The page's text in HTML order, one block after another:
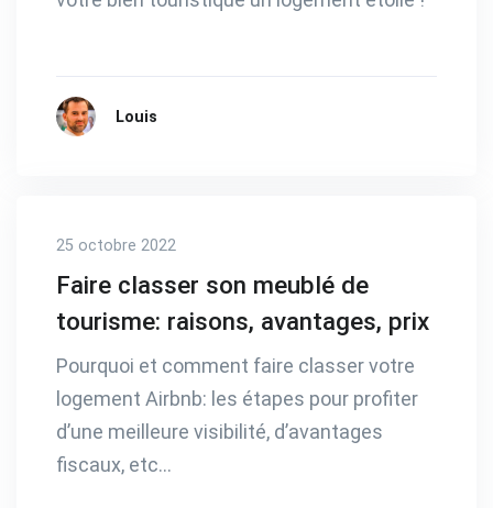
Louis
25 octobre 2022
Faire classer son meublé de
tourisme: raisons, avantages, prix
Pourquoi et comment faire classer votre
logement Airbnb: les étapes pour profiter
d’une meilleure visibilité, d’avantages
fiscaux, etc…